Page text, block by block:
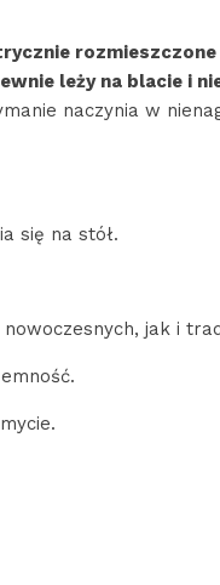
rozmieszczone
leży na blacie i
naczynia w
się na stół.
jak i